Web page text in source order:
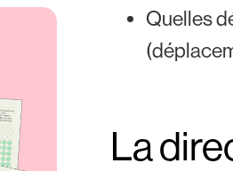
Quelles
La